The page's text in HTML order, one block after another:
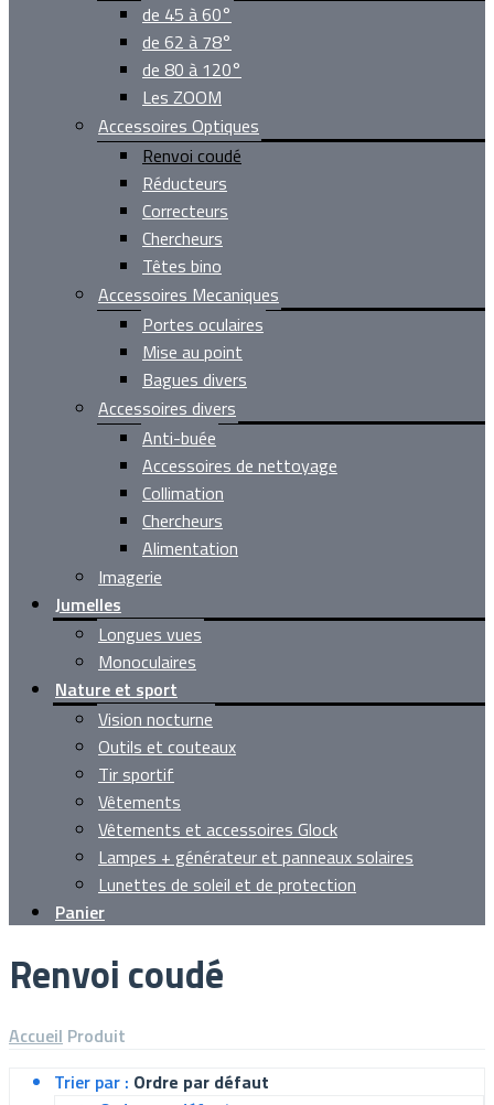
de 45 à 60°
de 62 à 78°
de 80 à 120°
Les ZOOM
Accessoires Optiques
Renvoi coudé
Réducteurs
Correcteurs
Chercheurs
Têtes bino
Accessoires Mecaniques
Portes oculaires
Mise au point
Bagues divers
Accessoires divers
Anti-buée
Accessoires de nettoyage
Collimation
Chercheurs
Alimentation
Imagerie
Jumelles
Longues vues
Monoculaires
Nature et sport
Vision nocturne
Outils et couteaux
Tir sportif
Vêtements
Vêtements et accessoires Glock
Lampes + générateur et panneaux solaires
Lunettes de soleil et de protection
Panier
Renvoi coudé
Accueil Produit
Trier par : Ordre par défaut